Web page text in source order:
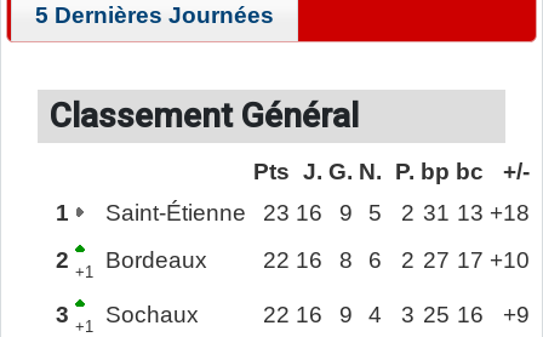
5 Dernières Journées
Classement Général
Pts J. G. N. P. bp bc
+/-
1
Saint-Étienne 23 16 9 5 2 31 13 +18
2 +1 Bordeaux 22 16 8 6 2 27 17 +10
3 +1 Sochaux 22 16 9 4 3 25 16 +9